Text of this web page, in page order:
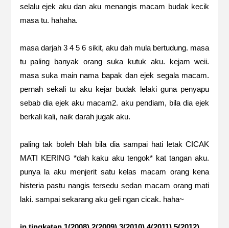
selalu ejek aku dan aku menangis macam budak kecik
masa tu. hahaha.
masa darjah 3 4 5 6 sikit, aku dah mula bertudung. masa
tu paling banyak orang suka kutuk aku. kejam weii.
masa suka main nama bapak dan ejek segala macam.
pernah sekali tu aku kejar budak lelaki guna penyapu
sebab dia ejek aku macam2. aku pendiam, bila dia ejek
berkali kali, naik darah jugak aku.
paling tak boleh blah bila dia sampai hati letak CICAK
MATI KERING *dah kaku aku tengok* kat tangan aku.
punya la aku menjerit satu kelas macam orang kena
histeria pastu nangis tersedu sedan macam orang mati
laki. sampai sekarang aku geli ngan cicak. haha~